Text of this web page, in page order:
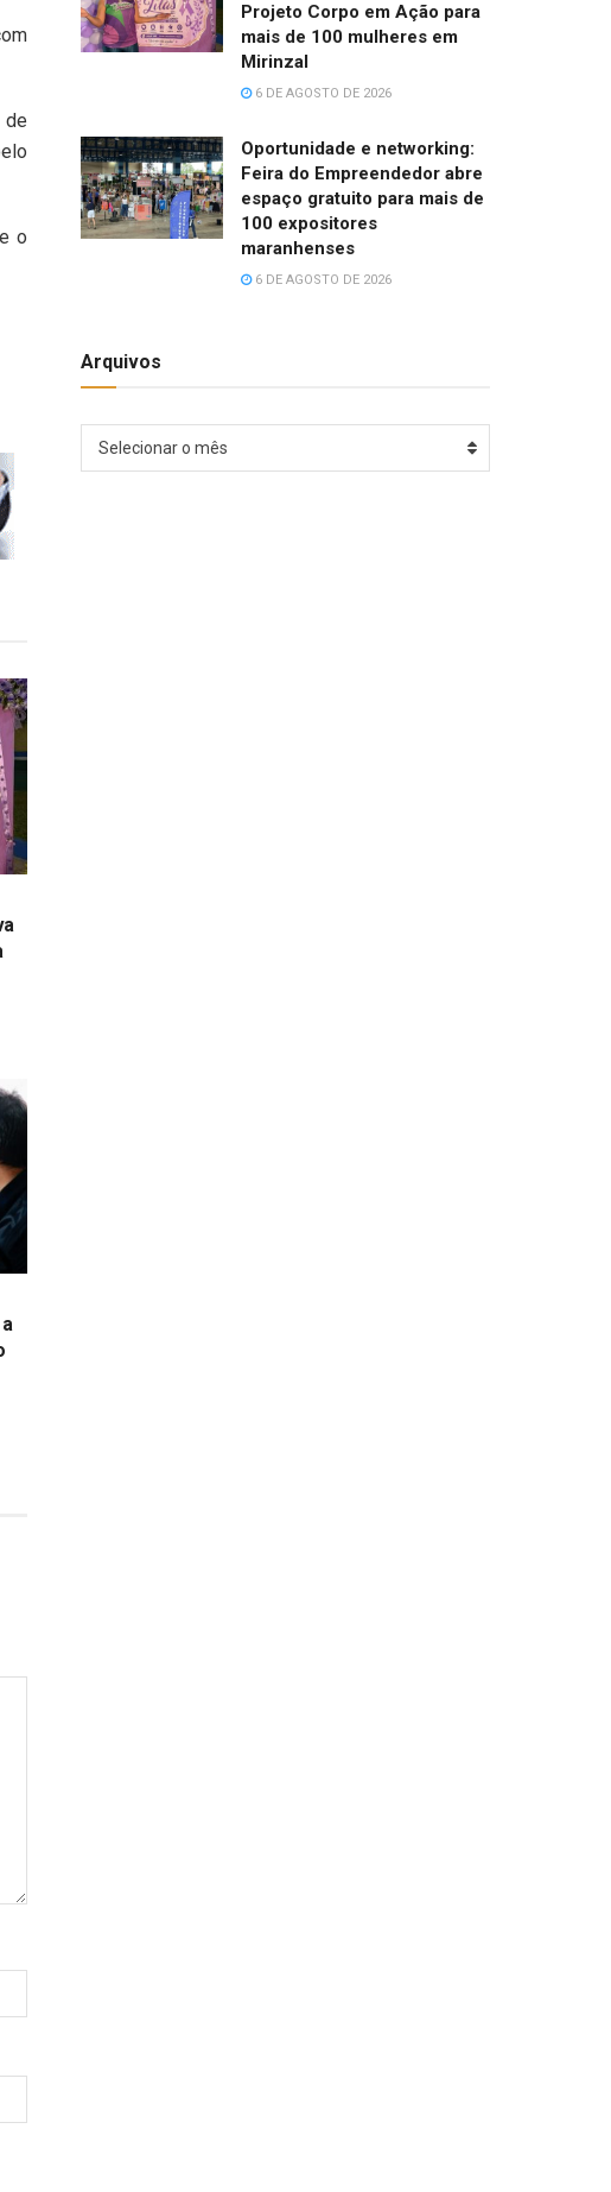
de
o
Projeto Corpo em Ação para
mais de 100 mulheres em
Mirinzal
6 DE AGOSTO DE 2026
Oportunidade e networking:
Feira do Empreendedor abre
espaço gratuito para mais de
100 expositores
maranhenses
6 DE AGOSTO DE 2026
Arquivos
Selecionar o mês